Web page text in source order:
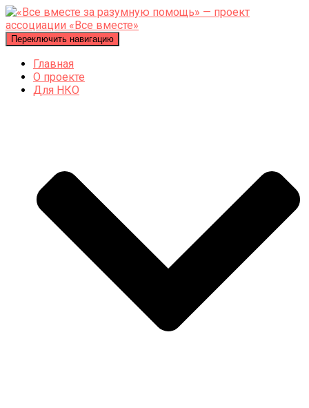
Переключить навигацию
Главная
О проекте
Для НКО